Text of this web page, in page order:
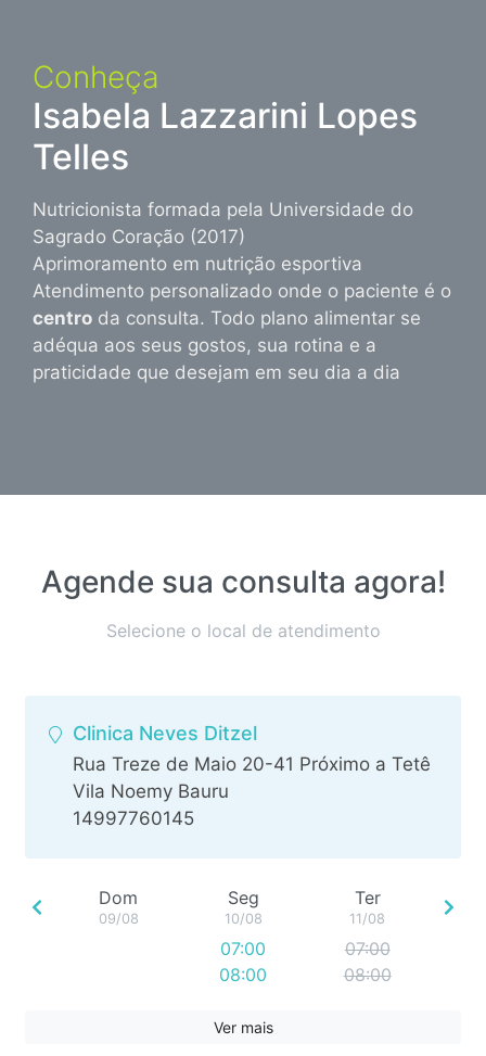
Conheça
Isabela Lazzarini Lopes
Telles
Nutricionista formada pela Universidade do
Sagrado Coração (2017)
Aprimoramento em nutrição esportiva
Atendimento personalizado onde o paciente é o
centro da consulta. Todo plano alimentar se
adéqua aos seus gostos, sua rotina e a
praticidade que desejam em seu dia a dia
Agende sua consulta agora!
Selecione o local de atendimento
Clinica Neves Ditzel
Rua Treze de Maio 20-41 Próximo a Tetê
Vila Noemy Bauru
14997760145
Dom
09/08
Seg
10/08
07:00
08:00
10:00
Ter
11/08
07:00
08:00
Ver mais